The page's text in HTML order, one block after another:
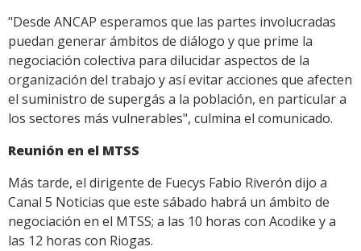
"Desde ANCAP esperamos que las partes involucradas
puedan generar ámbitos de diálogo y que prime la
negociación colectiva para dilucidar aspectos de la
organización del trabajo y así evitar acciones que afecten
el suministro de supergás a la población, en particular a
los sectores más vulnerables", culmina el comunicado.
Reunión en el MTSS
Más tarde, el dirigente de Fuecys Fabio Riverón dijo a
Canal 5 Noticias que este sábado habrá un ámbito de
negociación en el MTSS; a las 10 horas con Acodike y a
las 12 horas con Riogas.